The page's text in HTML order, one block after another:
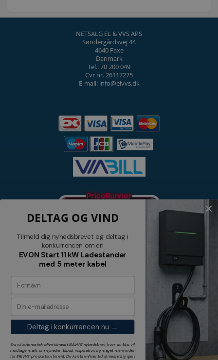
NETSALG EL & VVS APS
Søndergårdsvej 44
4640 Faxe
Danmark
Tel.: 70 200 049
Cvr nr. 26117275
E-mail: info@elvvs.dk
Nyhedsbrev
Tilmeld dig vores nyhedsbrev og
modtag relevante tilbud og nyheder
Tilmeld
DELTAG OG VIND
Tilmeld dig nyhedsbrevet og deltag i
konkurrencen om en
EVON Start 11 kW Ladestander
med 5 meter kabel
Deltag i konkurrencen nu →
Du vil automatisk blive tilmeldt El&VVS' nyhedsbrev, hvor du bl.a. vil
modtage mails om nyheder, tilbud, inspiration og meget mere inden
forEl&VVS'produktsortiment. Du kan til enhver tid afmelde dig igen.